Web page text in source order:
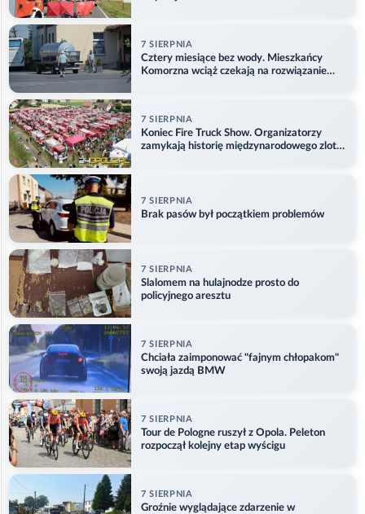
7 SIERPNIA
Cztery miesiące bez wody. Mieszkańcy
Komorzna wciąż czekają na rozwiązanie
7 SIERPNIA
Koniec Fire Truck Show. Organizatorzy
zamykają historię międzynarodowego zlotu
7 SIERPNIA
Brak pasów był początkiem problemów
7 SIERPNIA
Slalomem na hulajnodze prosto do
policyjnego aresztu
7 SIERPNIA
Chciała zaimponować "fajnym chłopakom"
swoją jazdą BMW
7 SIERPNIA
Tour de Pologne ruszył z Opola. Peleton
rozpoczął kolejny etap wyścigu
7 SIERPNIA
Groźnie wyglądające zdarzenie w